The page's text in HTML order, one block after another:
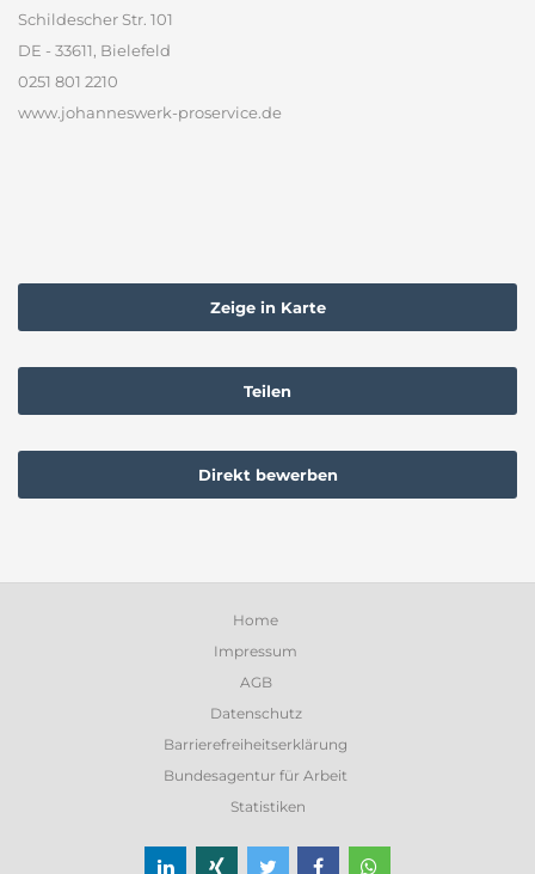
Schildescher Str. 101
DE - 33611, Bielefeld
0251 801 2210
www.johanneswerk-proservice.de
Zeige in Karte
Teilen
Direkt bewerben
Home
Impressum
AGB
Datenschutz
Barrierefreiheitserklärung
Bundesagentur für Arbeit
Statistiken